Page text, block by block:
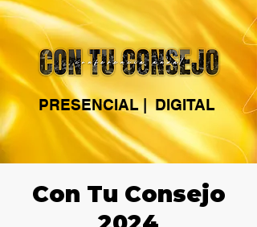
PRESENCIAL | DIGITAL
Con Tu Consejo